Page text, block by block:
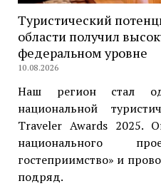
Туристический
области получил
федеральном уровне
10.08.2026
Наш регион стал
национальной
Traveler Awards 2025.
национального
гостеприимство» и
подряд.